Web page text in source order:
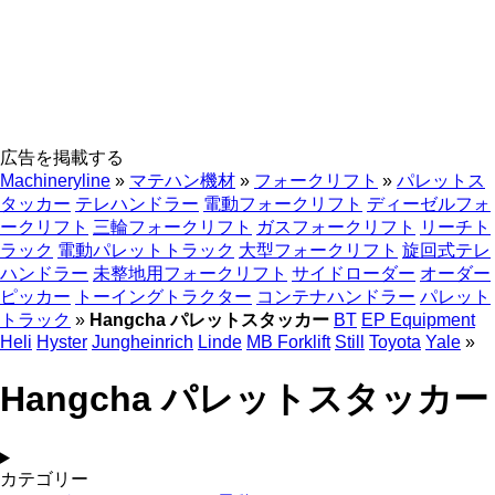
広告を掲載する
Machineryline » マテハン機材 » フォークリフト » パレットス
タッカー テレハンドラー 電動フォークリフト ディーゼルフォ
ークリフト 三輪フォークリフト ガスフォークリフト
リーチト
ラック 電動パレットトラック 大型フォークリフト 旋回式テレ
ハンドラー 未整地用フォークリフト サイドローダー オーダー
ピッカー
トーイングトラクター コンテナハンドラー パレット
トラック » Hangcha パレットスタッカー BT EP Equipment
Heli Hyster Jungheinrich Linde MB Forklift Still Toyota Yale »
Hangcha パレットスタッカー
カテゴリー